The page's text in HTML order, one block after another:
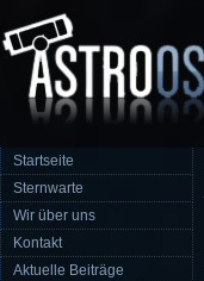
Startseite
Sternwarte
Wir über uns
Kontakt
Aktuelle Beiträge